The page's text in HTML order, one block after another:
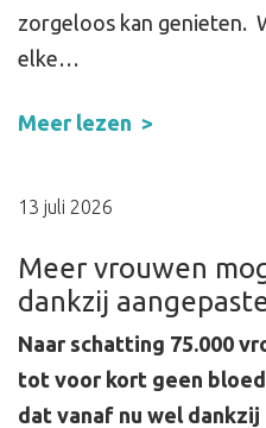
zorgeloos kan genieten.
elke…
Meer lezen
13 juli 2026
Meer vrouwen
dankzij
Naar schatting 75.000
tot voor kort geen
dat vanaf nu wel